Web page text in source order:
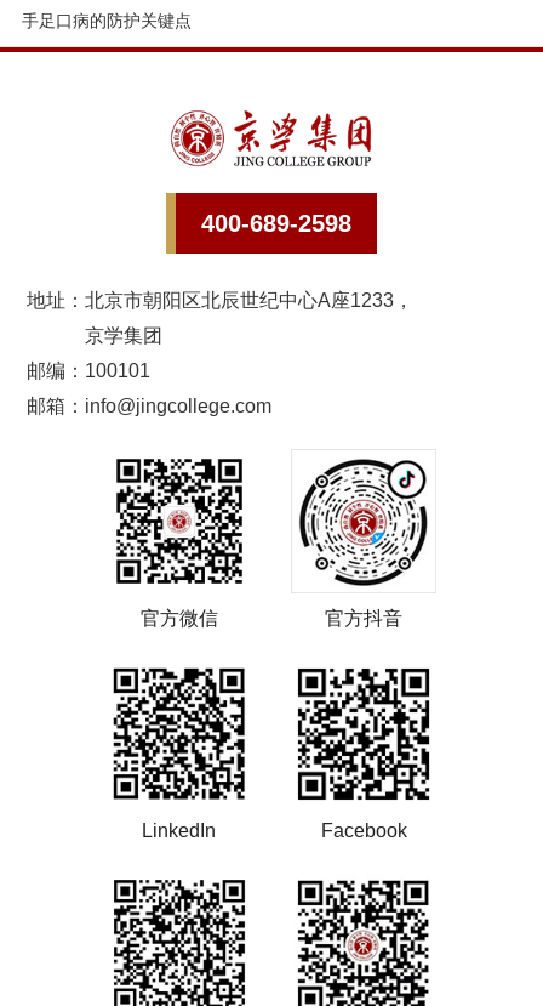
手足口病的防护关键点
400-689-2598
地址： 北京市朝阳区北辰世纪中心A座1233，
京学集团
邮编：100101
邮箱：info@jingcollege.com
官方微信 官方抖音
LinkedIn Facebook